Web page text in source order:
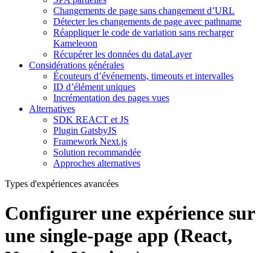
Changements de page sans changement d’URL
Détecter les changements de page avec pathname
Réappliquer le code de variation sans recharger
Kameleoon
Récupérer les données du dataLayer
Considérations générales
Écouteurs d’événements, timeouts et intervalles
ID d’élément uniques
Incrémentation des pages vues
Alternatives
SDK REACT et JS
Plugin GatsbyJS
Framework Next.js
Solution recommandée
Approches alternatives
Types d'expériences avancées
Configurer une expérience sur
une single-page app (React,